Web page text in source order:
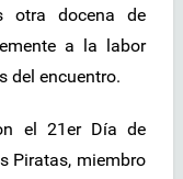
otra docena de
a la labor
del encuentro.
el 21er Día de
Piratas, miembro